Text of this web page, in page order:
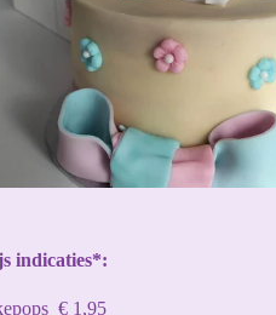
indicaties*:
€ 1,95